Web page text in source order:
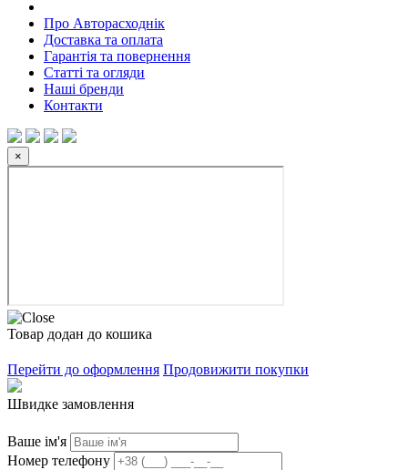
Про Авторасходнік
Доставка та оплата
Гарантія та повернення
Статті та огляди
Наші бренди
Контакти
×
Товар додан до кошика
Перейти до оформлення Продовижити покупки
Швидке замовлення
Ваше ім'я
Номер телефону